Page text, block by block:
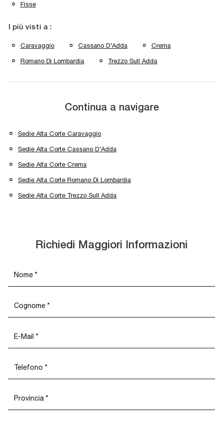
Fisse
I più visti a :
Caravaggio Cassano D'Adda Crema
Romano Di Lombardia Trezzo Sull Adda
Continua a navigare
Sedie Alta Corte Caravaggio
Sedie Alta Corte Cassano D'Adda
Sedie Alta Corte Crema
Sedie Alta Corte Romano Di Lombardia
Sedie Alta Corte Trezzo Sull Adda
Richiedi Maggiori Informazioni